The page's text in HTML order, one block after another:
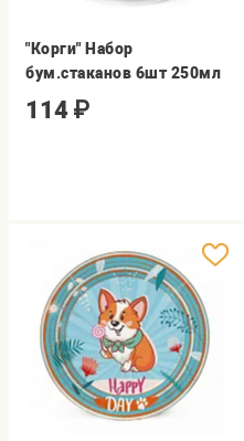
"Корги" Набор
бум.стаканов 6шт 250мл
114 ₽